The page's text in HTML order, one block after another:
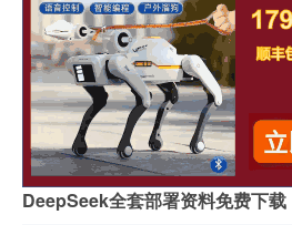
DeepSeek全套部署资料免费下载